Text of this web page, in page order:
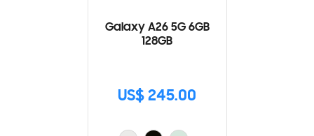
Galaxy A26 5G 6GB
128GB
US$ 245.00